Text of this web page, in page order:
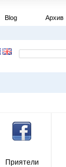
Blog Архив
Приятели